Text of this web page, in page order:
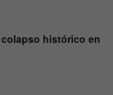
histórico en